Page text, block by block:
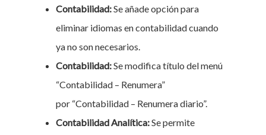
Contabilidad:Se añade opción para
eliminar idiomas en contabilidad cuando
ya no son necesarios.
Contabilidad:Se modifica título del menú
“Contabilidad – Renumera”
por “Contabilidad – Renumera diario”.
Contabilidad Analítica:Se permite